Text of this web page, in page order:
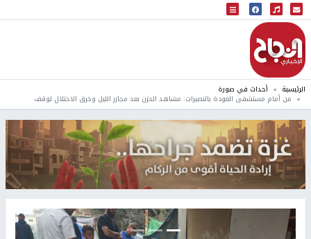
البث المباشر
إذاعة النجاح
الرئيسية أحداث في صورة
من أمام مستشفى العودة بالنصيرات: مشاهد الحزن بعد مجازر الليل وخرق الاحتلال لوقف